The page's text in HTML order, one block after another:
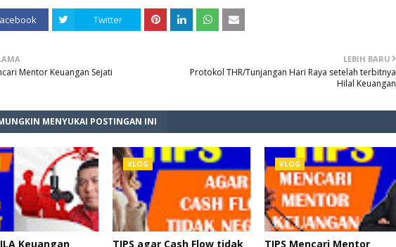
Twitter
LEBIH BARU
Protokol THR/Tunjangan Hari Raya setelah terbitnya
Hilal Keuangan
Mentor Keuangan Sejati
MENYUKAI POSTINGAN INI
Keuangan
VLOG
TIPS agar Cash Flow tidak
VLOG
TIPS Mencari Mentor